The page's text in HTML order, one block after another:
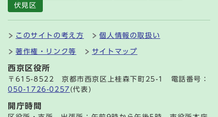
伏見区
このサイトの考え方 個人情報の取扱い
著作権・リンク等 サイトマップ
西京区役所
〒615-8522 京都市西京区上桂森下町25-1 電話番号：
050-1726-0257 (代表)
開庁時間